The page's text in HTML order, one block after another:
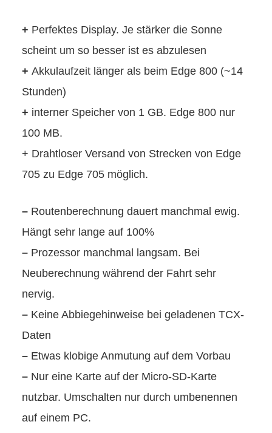
+ Perfektes Display. Je stärker die Sonne
scheint um so besser ist es abzulesen
+ Akkulaufzeit länger als beim Edge 800 (~14
Stunden)
+ interner Speicher von 1 GB. Edge 800 nur
100 MB.
+ Drahtloser Versand von Strecken von Edge
705 zu Edge 705 möglich.
– Routenberechnung dauert manchmal ewig.
Hängt sehr lange auf 100%
– Prozessor manchmal langsam. Bei
Neuberechnung während der Fahrt sehr
nervig.
– Keine Abbiegehinweise bei geladenen TCX-
Daten
– Etwas klobige Anmutung auf dem Vorbau
– Nur eine Karte auf der Micro-SD-Karte
nutzbar. Umschalten nur durch umbenennen
auf einem PC.